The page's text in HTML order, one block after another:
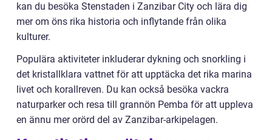
kan du besöka Stenstaden i Zanzibar City och lära dig
mer om öns rika historia och inflytande från olika
kulturer.
Populära aktiviteter inkluderar dykning och snorkling i
det kristallklara vattnet för att upptäcka det rika marina
livet och korallreven. Du kan också besöka vackra
naturparker och resa till grannön Pemba för att uppleva
en ännu mer orörd del av Zanzibar-arkipelagen.